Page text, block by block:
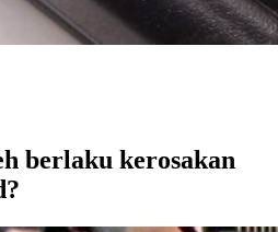
berlaku kerosakan